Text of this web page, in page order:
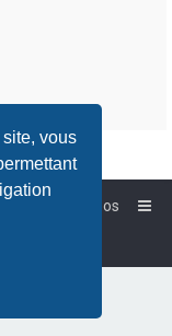
vous
À propos